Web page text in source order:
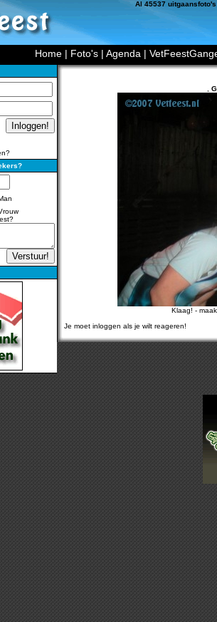
Al 45537
Home | Foto's | Agenda |
Klaag! -
Je moet inloggen als je wilt reageren!